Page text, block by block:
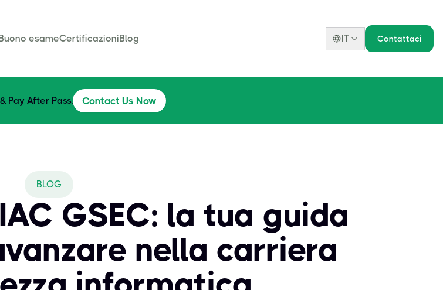
esameCertificazioniBlog IT Contattaci
Pay After Pass. Contact Us Now
BLOG
GSEC: la tua guida
nella carriera